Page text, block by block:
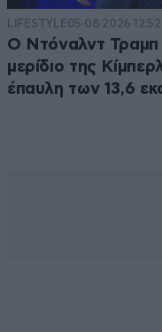
LIFESTYLE05·08·2026 12:52
Ο Ντόναλντ Τραμπ
μερίδιο της
έπαυλη των 13,6